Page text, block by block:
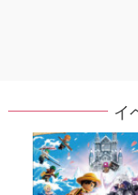
イ